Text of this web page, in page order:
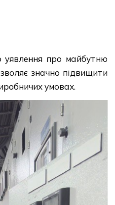
уявлення про майбутню
значно підвищити
умовах.